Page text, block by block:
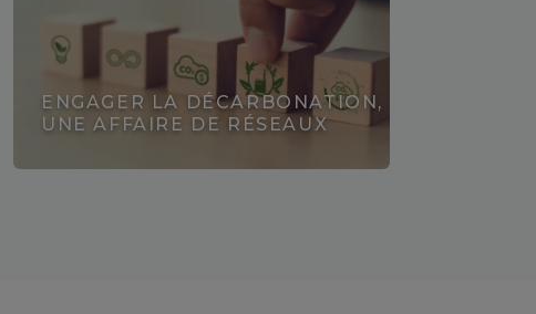
ENGAGER LA DÉCARBONATION,
UNE AFFAIRE DE RÉSEAUX